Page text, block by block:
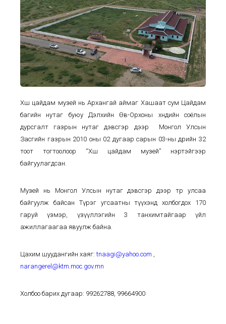
Хөшөө цайдам музей нь Архангай аймаг Хашаат сум Цайдам
багийн нутаг буюу Дэлхийн Өв-Орхоны хөндийн соёлын
дурсгалт газрын нутаг дэвсгэр дээр Монгол Улсын
Засгийн газрын 2010 оны 02 дугаар сарын 03-ны өдрийн 32
тоот тогтоолоор “Хөшөө цайдам музей” нэртэйгээр
байгуулагдсан.
Музей нь Монгол Улсын нутаг дэвсгэр дээр төр улсаа
байгуулж байсан Түрэг угсаатны түүхэнд холбогдох 170
гаруй үзмэр, үзүүллэгийн 3 танхимтайгаар үйл
ажиллагаагаа явуулж байна.
Цахим шуудангийн хаяг:tnaagi@yahoo.com ,
narangerel@ktm.moc.gov.mn
Холбоо барих дугаар: 99262788, 99664900